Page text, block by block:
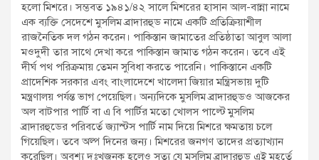
হলো মিশরে। সম্ভবত ১৯৪১/৪২ সালে মিশরের হাসান আল-বান্না নামে
এক ব্যক্তি সেদেশে মুসলিম ব্রাদারহুড নামে একটি প্রতিক্রিয়াশীল
রাজনৈতিক দল গঠন করেন। পাকিস্তান জামাতের প্রতিষ্ঠাতা আবুল আলা
মওদুদী তার সাথে দেখা করে পাকিস্তান জামাত গঠন করেন। তবে এই
দীর্ঘ পথ পরিক্রমায় তেমন সুবিধা করতে পারেনি। পাকিস্তানে একটি
প্রাদেশিক সরকার এবং বাংলাদেশে খালেদা জিয়ার মন্ত্রিসভায় দুটি
মন্ত্রণালয় পর্যন্ত ভাগ পেয়েছিল। অন্যদিকে মুসলিম ব্রাদারহুডও আজকের
অল বাটপার পার্টি বা এ বি পার্টির মতো খোলস পাল্টে মুসলিম
ব্রাদারহুডের পরিবর্তে জ্যাস্টস পার্টি নাম দিয়ে মিশরে ক্ষমতায় চলে
গিয়েছিল। তবে অল্প দিনের জন্য। মিশরের জনগণ তাদের প্রত্যাখ্যান
করেছিল। অবশ্য দুঃখজনক হলেও সত্য যে মুসলিম ব্রাদারহুড এই মুহূর্তে